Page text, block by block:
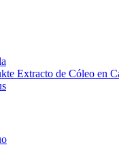
Extracto de Cóleo en